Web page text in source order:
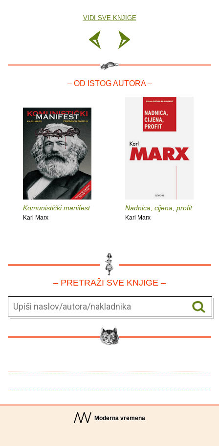
VIDI SVE KNJIGE
– OD ISTOG AUTORA –
Komunistički manifest
Karl Marx
Nadnica, cijena, profit
Karl Marx
– PRETRAŽI SVE KNJIGE –
Moderna vremena